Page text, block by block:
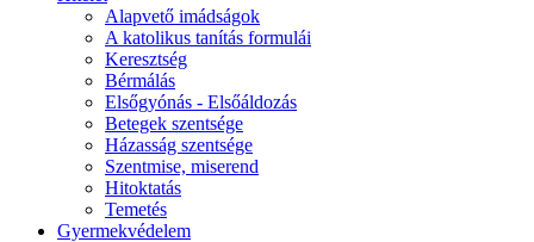
Alapvető imádságok
A katolikus tanítás formulái
Keresztség
Bérmálás
Elsőgyónás - Elsőáldozás
Betegek szentsége
Házasság szentsége
Szentmise, miserend
Hitoktatás
Temetés
Gyermekvédelem